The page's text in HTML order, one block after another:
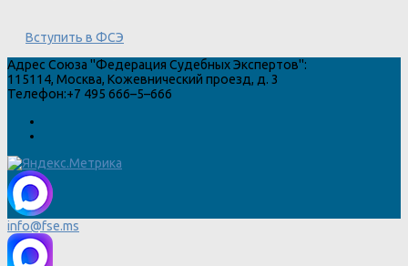
Вступить в ФСЭ
Адрес Союза "Федерация Судебных Экспертов":
115114, Москва, Кожевнический проезд, д. 3
Телефон:+7 495 666–5–666
info@fse.ms